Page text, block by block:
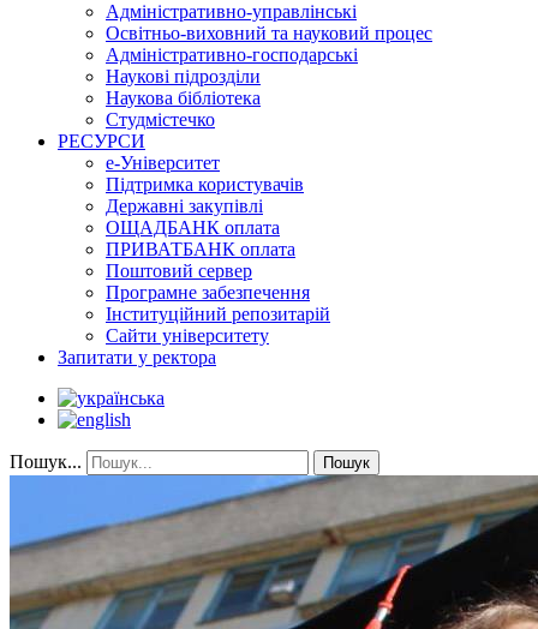
Адміністративно-управлінські
Освітньо-виховний та науковий процес
Адміністративно-господарські
Наукові підрозділи
Наукова бібліотека
Студмістечко
РЕСУРСИ
е-Університет
Підтримка користувачів
Державні закупівлі
ОЩАДБАНК оплата
ПРИВАТБАНК оплата
Поштовий сервер
Програмне забезпечення
Інституційний репозитарій
Сайти університету
Запитати у ректора
Пошук... Пошук